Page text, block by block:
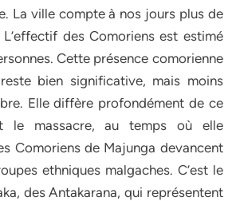
La ville compte à nos jours plus de
des Comoriens est estimé
Cette présence comorienne
bien significative, mais moins
Elle diffère profondément de ce
le massacre, au temps où elle
Comoriens de Majunga devancent
ethniques malgaches. C’est le
des Antakarana, qui représentent